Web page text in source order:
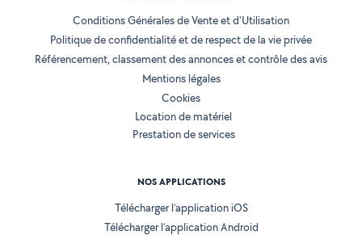
Conditions Générales de Vente et d'Utilisation
Politique de confidentialité et de respect de la vie privée
Référencement, classement des annonces et contrôle des avis
Mentions légales
Cookies
Location de matériel
Prestation de services
NOS APPLICATIONS
Télécharger l’application iOS
Télécharger l’application Android